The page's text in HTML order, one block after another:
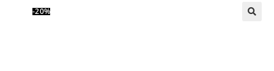
-20%